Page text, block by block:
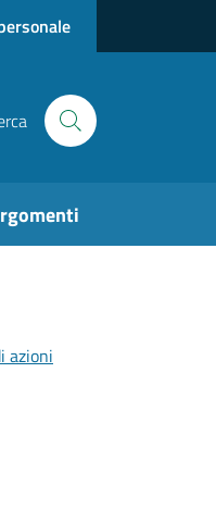
azioni